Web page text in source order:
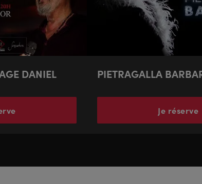
DANIEL
PIETRAGALLA
Je réserve